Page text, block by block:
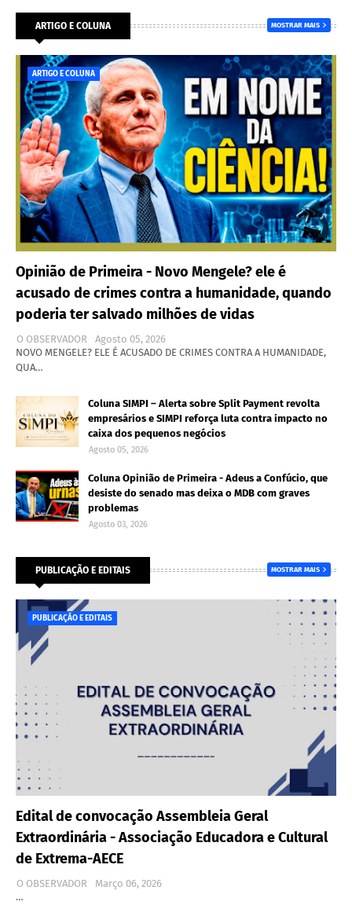
ARTIGO E COLUNA MOSTRAR MAIS
ARTIGO E COLUNA
Opinião de Primeira - Novo Mengele? ele é
acusado de crimes contra a humanidade, quando
poderia ter salvado milhões de vidas
O OBSERVADOR
Agosto 05, 2026
NOVO MENGELE? ELE É ACUSADO DE CRIMES CONTRA A HUMANIDADE,
QUA…
Coluna SIMPI – Alerta sobre Split Payment revolta
empresários e SIMPI reforça luta contra impacto no
caixa dos pequenos negócios
Agosto 05, 2026
Coluna Opinião de Primeira - Adeus a Confúcio, que
desiste do senado mas deixa o MDB com graves
problemas
Agosto 03, 2026
PUBLICAÇÃO E EDITAIS MOSTRAR MAIS
PUBLICAÇÃO E EDITAIS
Edital de convocação Assembleia Geral
Extraordinária - Associação Educadora e Cultural
de Extrema-AECE
O OBSERVADOR
Março 06, 2026
…